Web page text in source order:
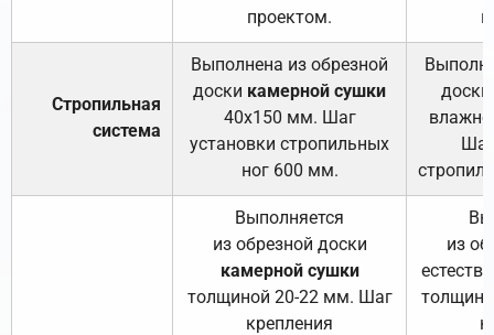
проектом.
Стропильная
система
Выполнена из обрезной
доски камерной сушки
40х150 мм. Шаг
установки стропильных
ног 600 мм.
доски
Выполняется
из обрезной доски
камерной сушки
толщиной 20-22 мм. Шаг
крепления
из